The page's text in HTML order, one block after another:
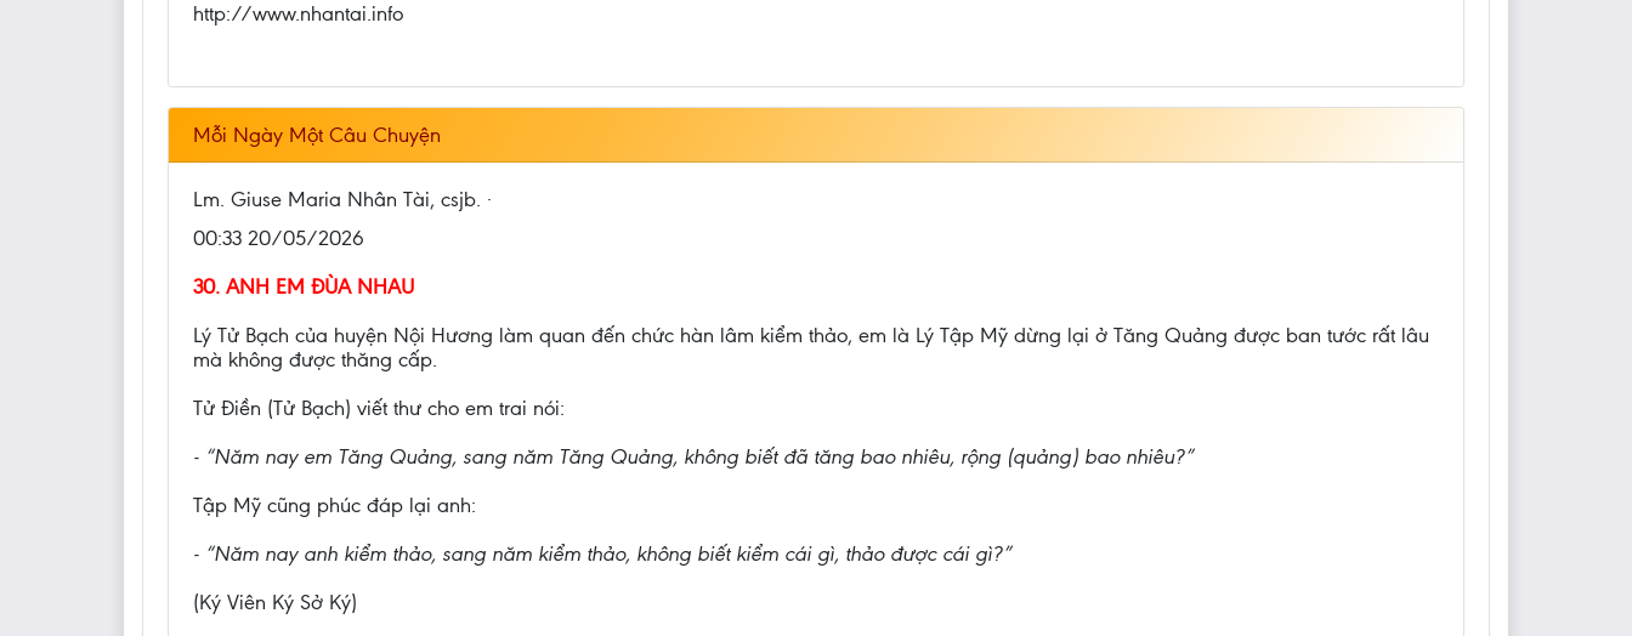
http://www.nhantai.info
Mỗi Ngày Một Câu Chuyện
Lm. Giuse Maria Nhân Tài, csjb. ·
00:33 20/05/2026
30. ANH EM ĐÙA NHAU
Lý Tử Bạch của huyện Nội Hương làm quan đến chức hàn lâm kiểm thảo, em là Lý Tập Mỹ dừng lại ở Tăng Quảng được ban tước rất lâu
mà không được thăng cấp.
Tử Điền (Tử Bạch) viết thư cho em trai nói:
- “Năm nay em Tăng Quảng, sang năm Tăng Quảng, không biết đã tăng bao nhiêu, rộng (quảng) bao nhiêu?”
Tập Mỹ cũng phúc đáp lại anh:
- “Năm nay anh kiểm thảo, sang năm kiểm thảo, không biết kiểm cái gì, thảo được cái gì?”
(Ký Viên Ký Sở Ký)